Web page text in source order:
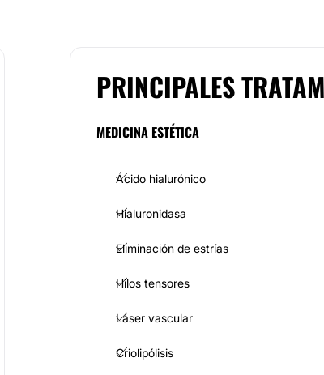
PRINCIPALES
MEDICINA ESTÉTICA
Ácido hialurónico
Hialuronidasa
Eliminación de estrías
Hilos tensores
Láser vascular
Criolipólisis